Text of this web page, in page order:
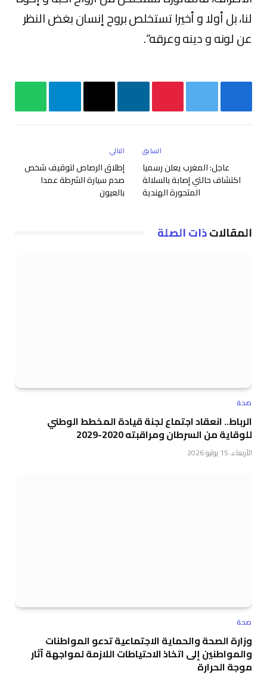
لنا، بل أولا و أخيرا تستخلص بروح إنسان بغض النظر
عن لونه و دينه وعرقه”.
السابق
عاجل: المغرب يعلن رسميا
اكتشاف حالتي إصابة بالسلالة
المتحورة الهندية
التالي
إطلاق الرصاص لتوقيف شخص
صدم سيارة الشرطة عمدا
بالعيون
المقالاتذات الصلة
صحة
الرباط.. انعقاد اجتماع لجنة قيادة المخطط الوطني
للوقاية من السرطان ومراقبته 2020-2029
الأربعاء، 15 يوليو 2026
صحة
وزارة الصحة والحماية الاجتماعية تدعو المواطنات
والمواطنين إلى اتخاذ الاحتياطات اللازمة لمواجهة آثار
موجة الحرارة